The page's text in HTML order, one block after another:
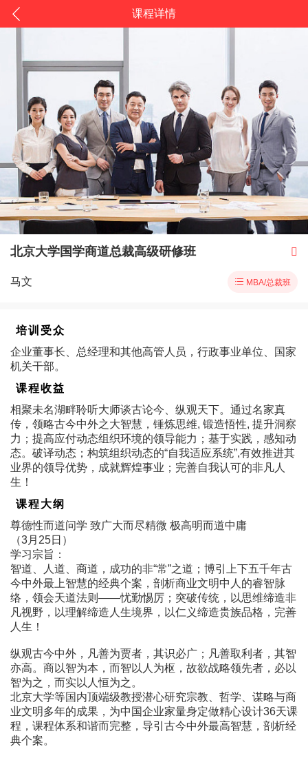
课程详情
北京大学国学商道总裁高级研修班 
马文  MBA/总裁班
培训受众
企业董事长、总经理和其他高管人员，行政事业单位、国家
机关干部。
课程收益
相聚未名湖畔聆听大师谈古论今、纵观天下。通过名家真
传，领略古今中外之大智慧，锤炼思维, 锻造悟性, 提升洞察
力；提高应付动态组织环境的领导能力；基于实践，感知动
态。破译动态；构筑组织动态的“自我适应系统”,有效推进其
业界的领导优势，成就辉煌事业；完善自我认可的非凡人
生！
课程大纲
尊德性而道问学 致广大而尽精微 极高明而道中庸
（3月25日）
学习宗旨：
智道、人道、商道，成功的非“常”之道；博引上下五千年古
今中外最上智慧的经典个案，剖析商业文明中人的睿智脉
络，领会天道法则――忧勤惕厉；突破传统，以思维缔造非
凡视野，以理解缔造人生境界，以仁义缔造贵族品格，完善
人生！
纵观古今中外，凡善为贾者，其识必广；凡善取利者，其智
亦高。商以智为本，而智以人为枢，故欲战略领先者，必以
智为之，而实以人恒为之。
北京大学等国内顶端级教授潜心研究宗教、哲学、谋略与商
业文明多年的成果，为中国企业家量身定做精心设计36天课
程，课程体系和谐而完整，导引古今中外最高智慧，剖析经
典个案。